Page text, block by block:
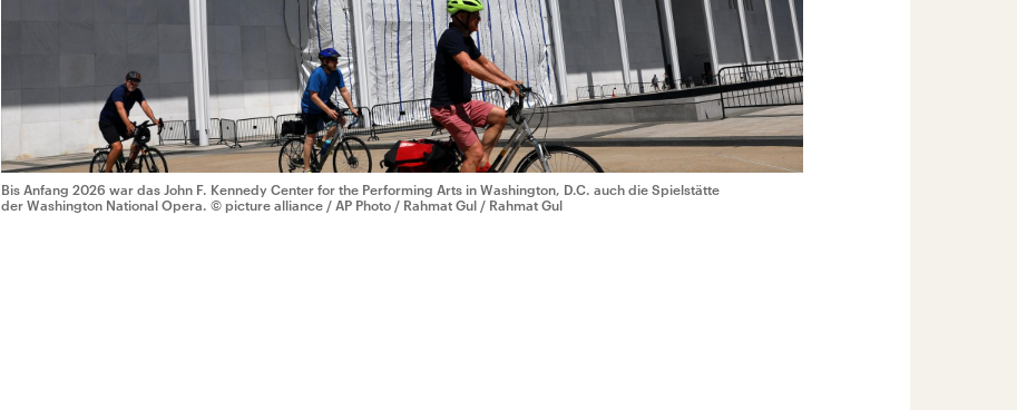
Bis Anfang 2026 war das John F. Kennedy Center for the Performing Arts in Washington, D.C. auch die Spielstätte
der Washington National Opera. © picture alliance / AP Photo / Rahmat Gul / Rahmat Gul